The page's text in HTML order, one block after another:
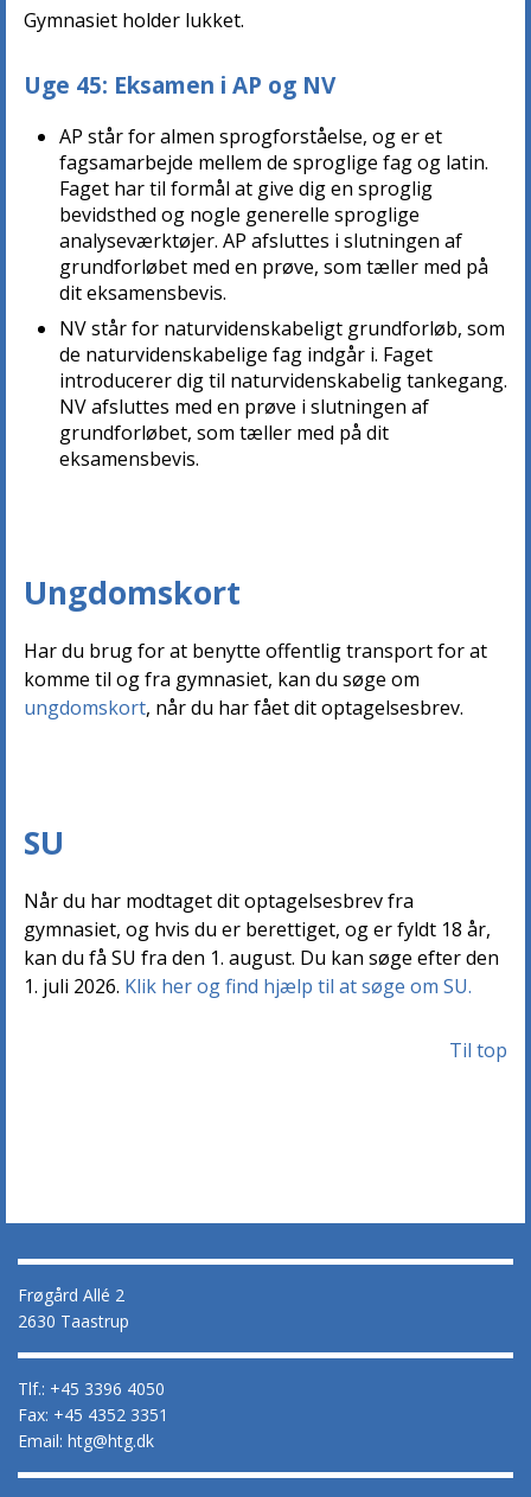
Gymnasiet holder lukket.
Uge 45: Eksamen i AP og NV
AP står for almen sprogforståelse, og er et
fagsamarbejde mellem de sproglige fag og latin.
Faget har til formål at give dig en sproglig
bevidsthed og nogle generelle sproglige
analyseværktøjer. AP afsluttes i slutningen af
grundforløbet med en prøve, som tæller med på
dit eksamensbevis.
NV står for naturvidenskabeligt grundforløb, som
de naturvidenskabelige fag indgår i. Faget
introducerer dig til naturvidenskabelig tankegang.
NV afsluttes med en prøve i slutningen af
grundforløbet, som tæller med på dit
eksamensbevis.
Ungdomskort
Har du brug for at benytte offentlig transport for at
komme til og fra gymnasiet, kan du søge om
ungdomskort, når du har fået dit optagelsesbrev.
SU
Når du har modtaget dit optagelsesbrev fra
gymnasiet, og hvis du er berettiget, og er fyldt 18 år,
kan du få SU fra den 1. august. Du kan søge efter den
1. juli 2026. Klik her og find hjælp til at søge om SU.
Til top
Frøgård Allé 2
2630 Taastrup
Tlf.: +45 3396 4050
Fax: +45 4352 3351
Email: htg@htg.dk